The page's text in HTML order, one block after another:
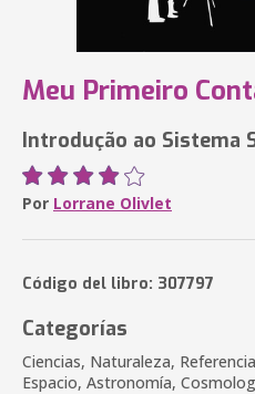
Meu Primeiro
Introdução ao Sistema
Por Lorrane Olivlet
Código del libro: 307797
Categorías
Ciencias, Naturaleza,
Espacio, Astronomía,